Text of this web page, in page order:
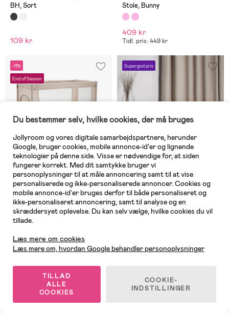
BH, Sort
109 kr
Stole, Bunny
409 kr
Tidl. pris: 449 kr
-11%
End of Season
På lager
Weekendseng, Beige
399 kr
Vejl. pris: 539 kr
Supergod pris
På lager
Supergod pris
Du bestemmer selv, hvilke cookies, der må bruges
Jollyroom og vores digitale samarbejdspartnere, herunder
Google, bruger cookies, mobile annonce-id'er og lignende
teknologier på denne side. Visse er nødvendige for, at siden
fungerer korrekt. Med dit samtykke bruger vi
personoplysninger til at måle annoncering samt til at vise
personaliserede og ikke-personaliserede annoncer. Cookies og
mobile annonce-id'er bruges derfor til både personaliseret og
ikke-personaliseret annoncering, samt til analyse og en
skræddersyet oplevelse. Du kan selv vælge, hvilke cookies du vil
tillade.
Læs mere om cookies
Læs mere om, hvordan Google behandler personoplysninger
TILLAD
ALLE
COOKIES
COOKIE-
INDSTILLINGER